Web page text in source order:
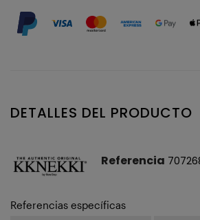
DETALLES DEL PRODUCTO
Referencia
Referencias específicas